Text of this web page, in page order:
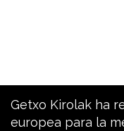
Getxo Kirolak ha
europea para la